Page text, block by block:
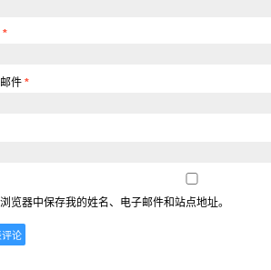
*
件 *
览器中保存我的姓名、电子邮件和站点地址。